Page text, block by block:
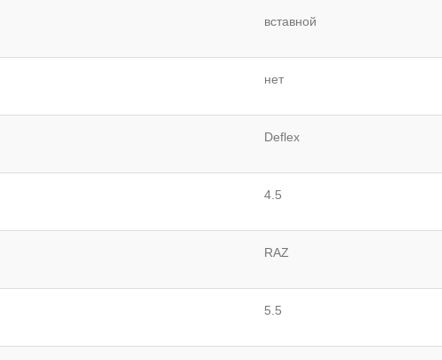
вставной
нет
Deflex
4.5
RAZ
5.5